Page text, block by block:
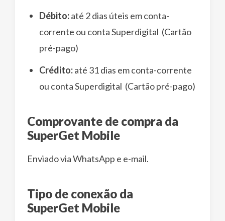
Débito:até 2 dias úteis em conta-
corrente ou conta Superdigital (Cartão
pré-pago)
Crédito:até 31 dias em conta-corrente
ou conta Superdigital (Cartão pré-pago)
Comprovante de compra da
SuperGet Mobile
Enviado via WhatsApp e e-mail.
Tipo de conexão da
SuperGet Mobile